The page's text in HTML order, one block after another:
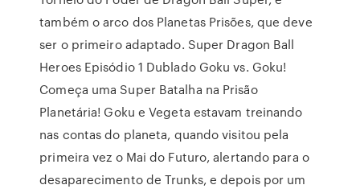
também o arco dos Planetas Prisões, que deve
ser o primeiro adaptado. Super Dragon Ball
Heroes Episódio 1 Dublado Goku vs. Goku!
Começa uma Super Batalha na Prisão
Planetária! Goku e Vegeta estavam treinando
nas contas do planeta, quando visitou pela
primeira vez o Mai do Futuro, alertando para o
desaparecimento de Trunks, e depois por um